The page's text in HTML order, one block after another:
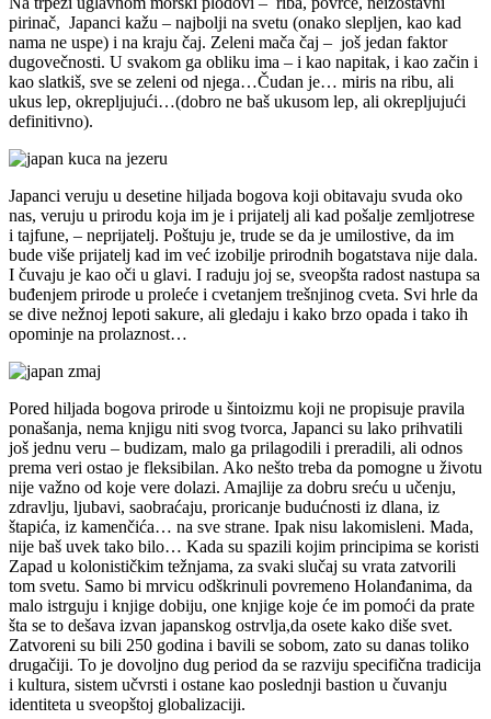
pirinač, Japanci kažu – najbolji na svetu (onako slepljen, kao kad
nama ne uspe) i na kraju čaj. Zeleni mača čaj – još jedan faktor
dugovečnosti. U svakom ga obliku ima – i kao napitak, i kao začin i
kao slatkiš, sve se zeleni od njega…Čudan je… miris na ribu, ali
ukus lep, okrepljujući…(dobro ne baš ukusom lep, ali okrepljujući
definitivno).
Japanci veruju u desetine hiljada bogova koji obitavaju svuda oko
nas, veruju u prirodu koja im je i prijatelj ali kad pošalje zemljotrese
i tajfune, – neprijatelj. Poštuju je, trude se da je umilostive, da im
bude više prijatelj kad im već izobilje prirodnih bogatstava nije dala.
I čuvaju je kao oči u glavi. I raduju joj se, sveopšta radost nastupa sa
buđenjem prirode u proleće i cvetanjem trešnjinog cveta. Svi hrle da
se dive nežnoj lepoti sakure, ali gledaju i kako brzo opada i tako ih
opominje na prolaznost…
Pored hiljada bogova prirode u šintoizmu koji ne propisuje pravila
ponašanja, nema knjigu niti svog tvorca, Japanci su lako prihvatili
još jednu veru – budizam, malo ga prilagodili i preradili, ali odnos
prema veri ostao je fleksibilan. Ako nešto treba da pomogne u životu
nije važno od koje vere dolazi. Amajlije za dobru sreću u učenju,
zdravlju, ljubavi, saobraćaju, proricanje budućnosti iz dlana, iz
štapića, iz kamenčića… na sve strane. Ipak nisu lakomisleni. Mada,
nije baš uvek tako bilo… Kada su spazili kojim principima se koristi
Zapad u kolonističkim težnjama, za svaki slučaj su vrata zatvorili
tom svetu. Samo bi mrvicu odškrinuli povremeno Holanđanima, da
malo istrguju i knjige dobiju, one knjige koje će im pomoći da prate
šta se to dešava izvan japanskog ostrvlja,da osete kako diše svet.
Zatvoreni su bili 250 godina i bavili se sobom, zato su danas toliko
drugačiji. To je dovoljno dug period da se razviju specifična tradicija
i kultura, sistem učvrsti i ostane kao poslednji bastion u čuvanju
identiteta u sveopštoj globalizaciji.